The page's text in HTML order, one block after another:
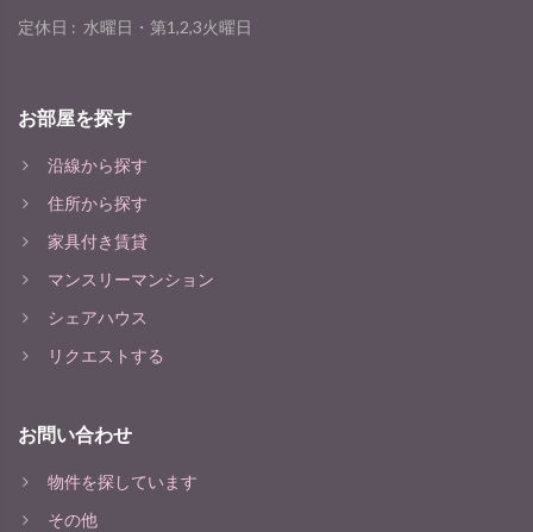
定休日 : 水曜日・第1,2,3火曜日
お部屋を探す
沿線から探す
住所から探す
家具付き賃貸
マンスリーマンション
シェアハウス
リクエストする
お問い合わせ
物件を探しています
その他